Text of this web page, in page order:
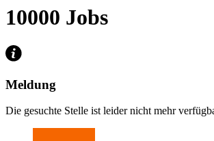
10000 Jobs
Meldung
Die gesuchte Stelle ist leider nicht mehr